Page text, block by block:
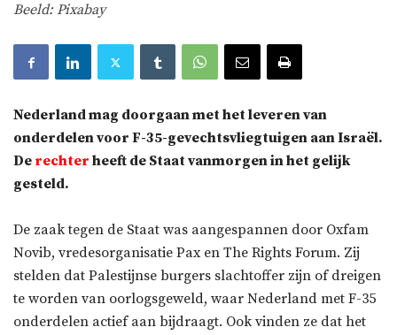
Beeld: Pixabay
Nederland mag doorgaan met het leveren van
onderdelen voor F-35-gevechtsvliegtuigen aan Israël.
De rechter heeft de Staat vanmorgen in het gelijk
gesteld.
De zaak tegen de Staat was aangespannen door Oxfam
Novib, vredesorganisatie Pax en The Rights Forum. Zij
stelden dat Palestijnse burgers slachtoffer zijn of dreigen
te worden van oorlogsgeweld, waar Nederland met F-35
onderdelen actief aan bijdraagt. Ook vinden ze dat het